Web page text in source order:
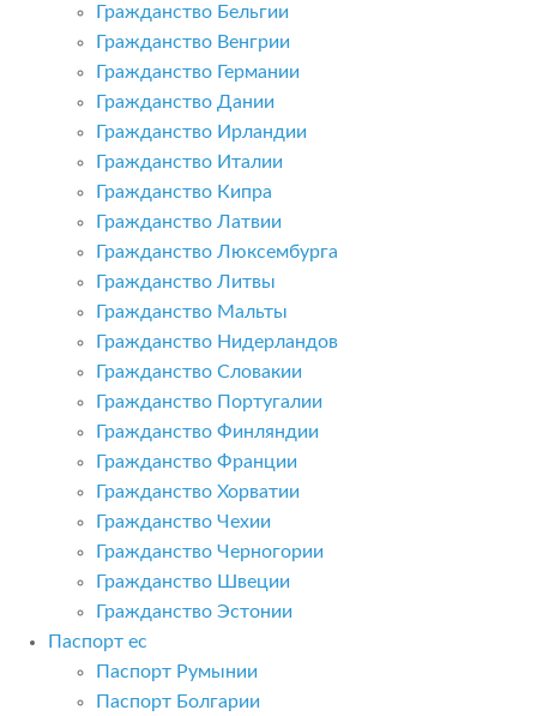
Гражданство Бельгии
Гражданство Венгрии
Гражданство Германии
Гражданство Дании
Гражданство Ирландии
Гражданство Италии
Гражданство Кипра
Гражданство Латвии
Гражданство Люксембурга
Гражданство Литвы
Гражданство Мальты
Гражданство Нидерландов
Гражданство Словакии
Гражданство Португалии
Гражданство Финляндии
Гражданство Франции
Гражданство Хорватии
Гражданство Чехии
Гражданство Черногории
Гражданство Швеции
Гражданство Эстонии
Паспорт ес
Паспорт Румынии
Паспорт Болгарии